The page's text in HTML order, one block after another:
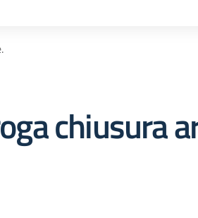
chiusura